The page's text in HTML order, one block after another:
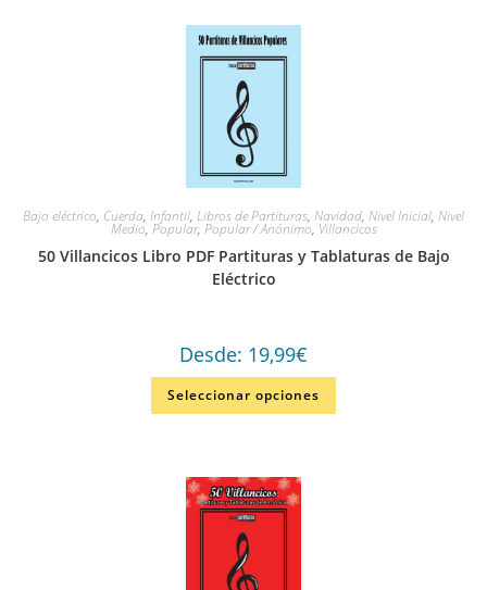
Bajo eléctrico, Cuerda, Infantil, Libros de Partituras, Navidad, Nivel Inicial, Nivel
Medio, Popular, Popular / Anónimo, Villancicos
50 Villancicos Libro PDF Partituras y Tablaturas de Bajo
Eléctrico
Desde: 19,99€
Seleccionar opciones